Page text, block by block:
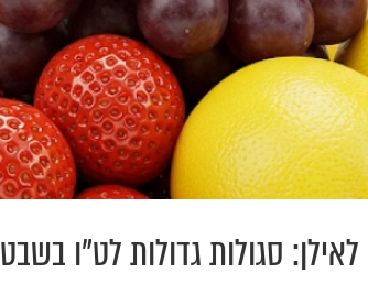
סגולות גדולות לט"ו בשבט